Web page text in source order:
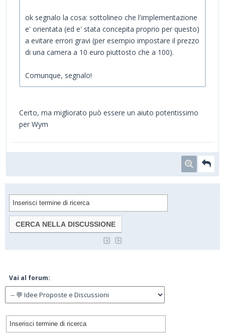
ok segnalo la cosa: sottolineo che l'implementazione
e' orientata (ed e' stata concepita proprio per questo)
a evitare errori gravi (per esempio impostare il prezzo
di una camera a 10 euro piuttosto che a 100).
Comunque, segnalo!
Certo, ma migliorato può essere un aiuto potentissimo
per Wym
Vai al forum: